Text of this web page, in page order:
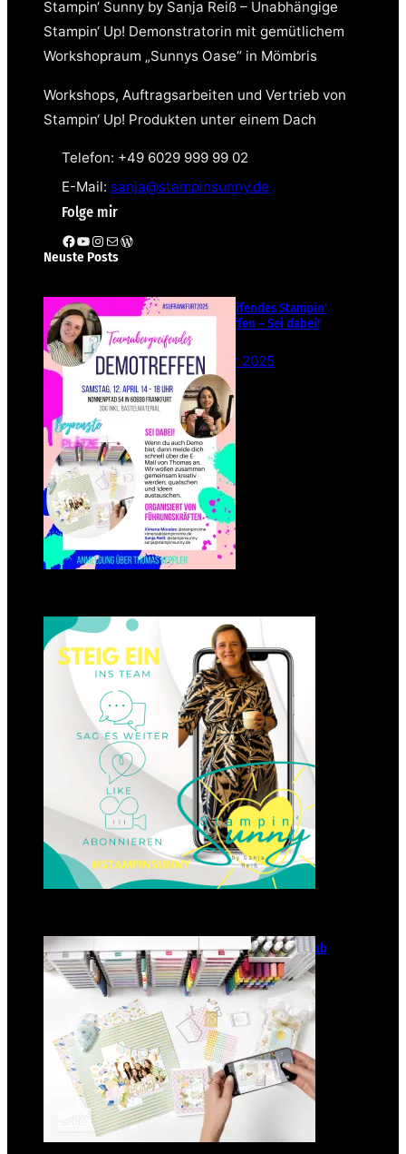
Stampin‘ Sunny by Sanja Reiß – Unabhängige
Stampin‘ Up! Demonstratorin mit gemütlichem
Workshopraum „Sunnys Oase“ in Mömbris
Workshops, Auftragsarbeiten und Vertrieb von
Stampin‘ Up! Produkten unter einem Dach
Telefon: +49 6029 999 99 02
E-Mail: sanja@stampinsunny.de
Folge mir
Facebook YouTube Instagram E-Mail WordPress
Neuste Posts
Teamübergreifendes Stampin‘
Up! Demotreffen – Sei dabei!
26. Februar 2025
Einsteigen 2025 im Team
Stampin‘ Sunny
23. Januar 2025
GANZ NEU: Scrapbooking Club
2025
21. Januar 2025